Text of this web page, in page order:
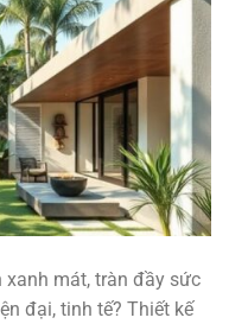
mát, tràn đầy sức
đại, tinh tế? Thiết kế